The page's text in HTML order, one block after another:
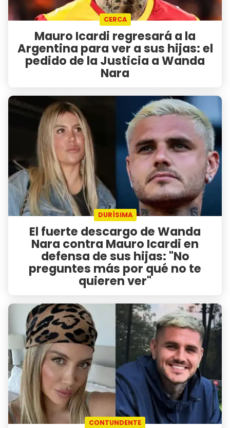
CERCA
Mauro Icardi regresará a la
Argentina para ver a sus hijas: el
pedido de la Justicia a Wanda
Nara
DURÍSIMA
El fuerte descargo de Wanda
Nara contra Mauro Icardi en
defensa de sus hijas: "No
preguntes más por qué no te
quieren ver"
CONTUNDENTE